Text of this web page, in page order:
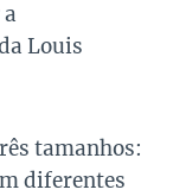
Louis
tamanhos:
diferentes